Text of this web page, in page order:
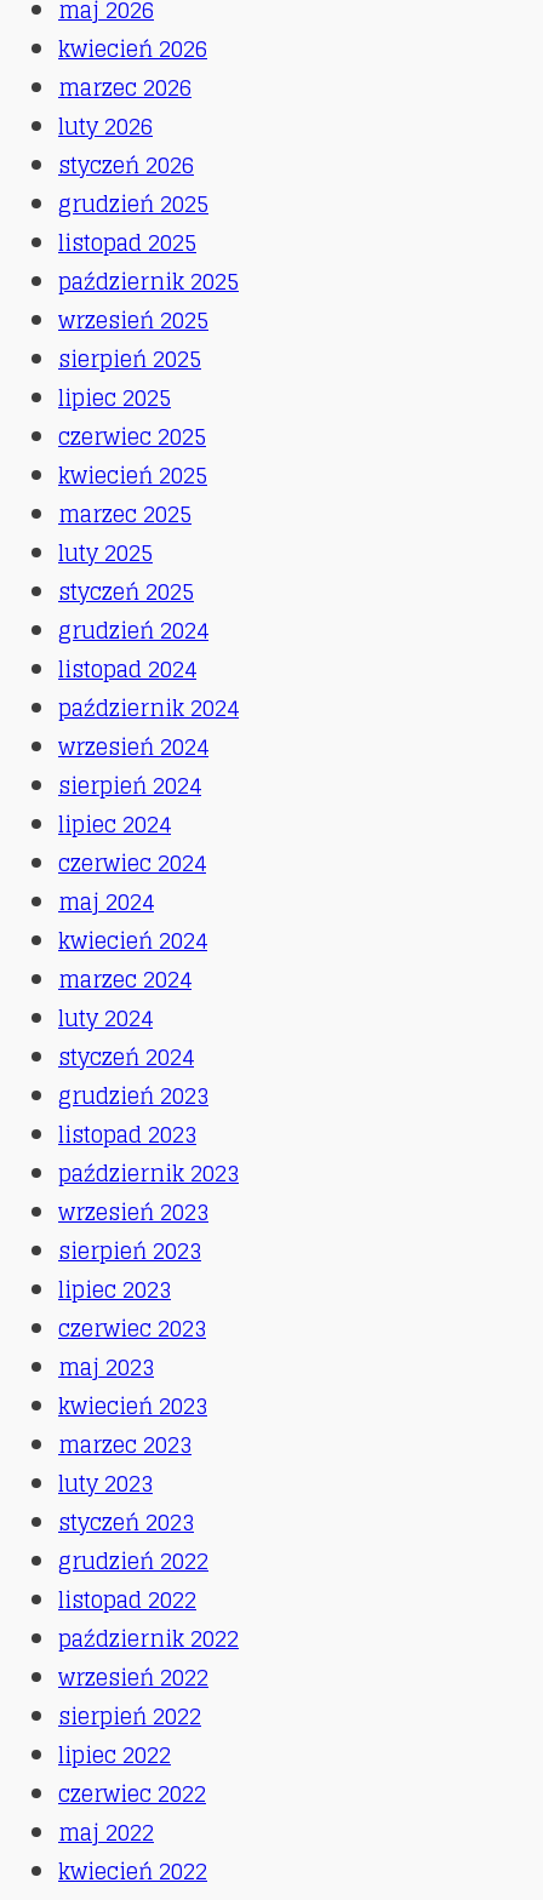
maj 2026
kwiecień 2026
marzec 2026
luty 2026
styczeń 2026
grudzień 2025
listopad 2025
październik 2025
wrzesień 2025
sierpień 2025
lipiec 2025
czerwiec 2025
kwiecień 2025
marzec 2025
luty 2025
styczeń 2025
grudzień 2024
listopad 2024
październik 2024
wrzesień 2024
sierpień 2024
lipiec 2024
czerwiec 2024
maj 2024
kwiecień 2024
marzec 2024
luty 2024
styczeń 2024
grudzień 2023
listopad 2023
październik 2023
wrzesień 2023
sierpień 2023
lipiec 2023
czerwiec 2023
maj 2023
kwiecień 2023
marzec 2023
luty 2023
styczeń 2023
grudzień 2022
listopad 2022
październik 2022
wrzesień 2022
sierpień 2022
lipiec 2022
czerwiec 2022
maj 2022
kwiecień 2022